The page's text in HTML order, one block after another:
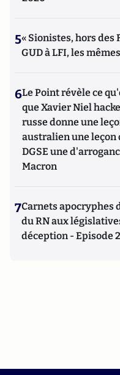
5« Sionistes, hors des
GUD à LFI, les
6Le Point révèle ce
que Xavier Niel
russe donne une
australien une leçon
DGSE une
Macron
7Carnets apocryphes
du RN aux
déception - Episode 2